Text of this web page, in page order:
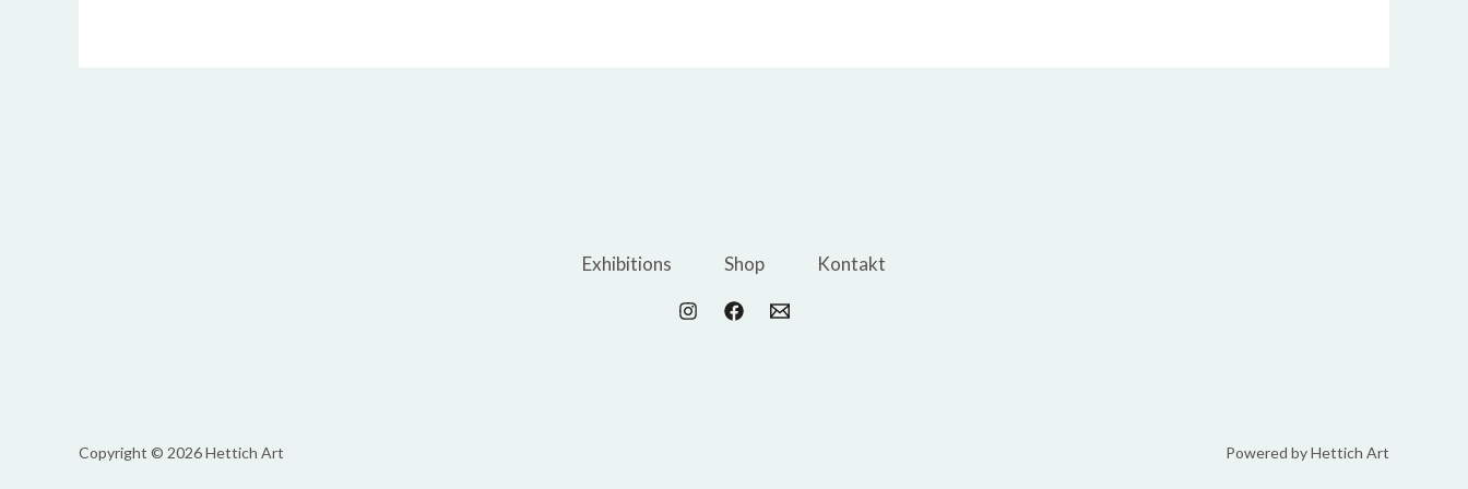
Exhibitions Shop Kontakt
Copyright © 2026 Hettich Art Powered by Hettich Art